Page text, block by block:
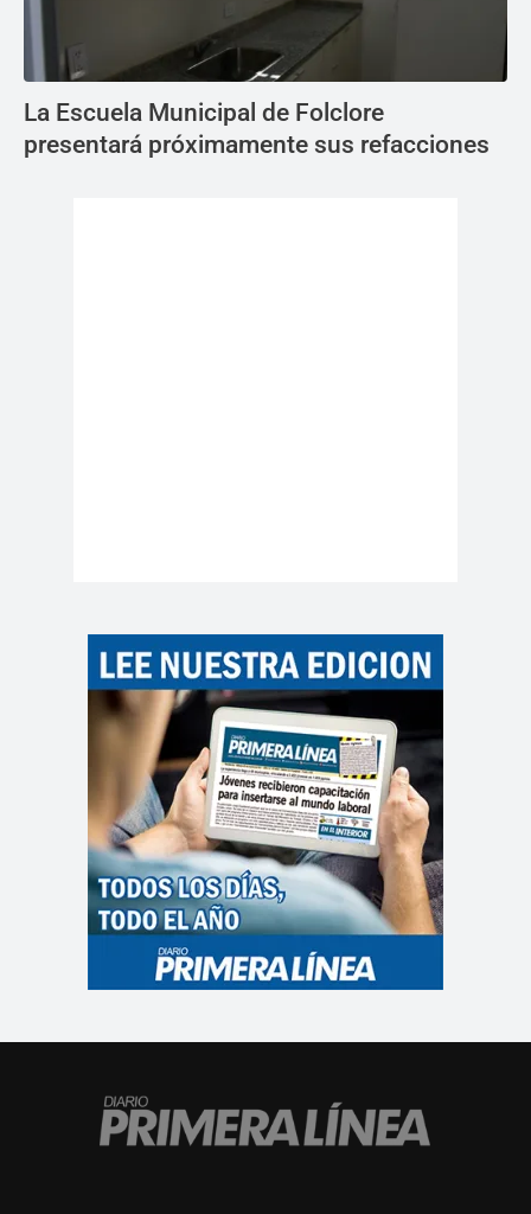
La Escuela Municipal de Folclore
presentará próximamente sus refacciones